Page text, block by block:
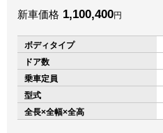
新車価格 1,100,400円
ボディタイプ
ドア数
乗車定員
型式
全長×全幅×全高